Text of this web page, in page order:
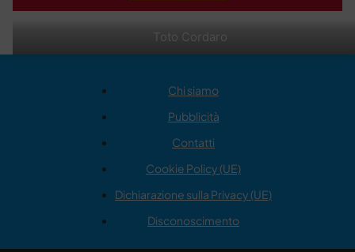
Toto Cordaro
Chi siamo
Pubblicità
Contatti
Cookie Policy (UE)
Dichiarazione sulla Privacy (UE)
Disconoscimento